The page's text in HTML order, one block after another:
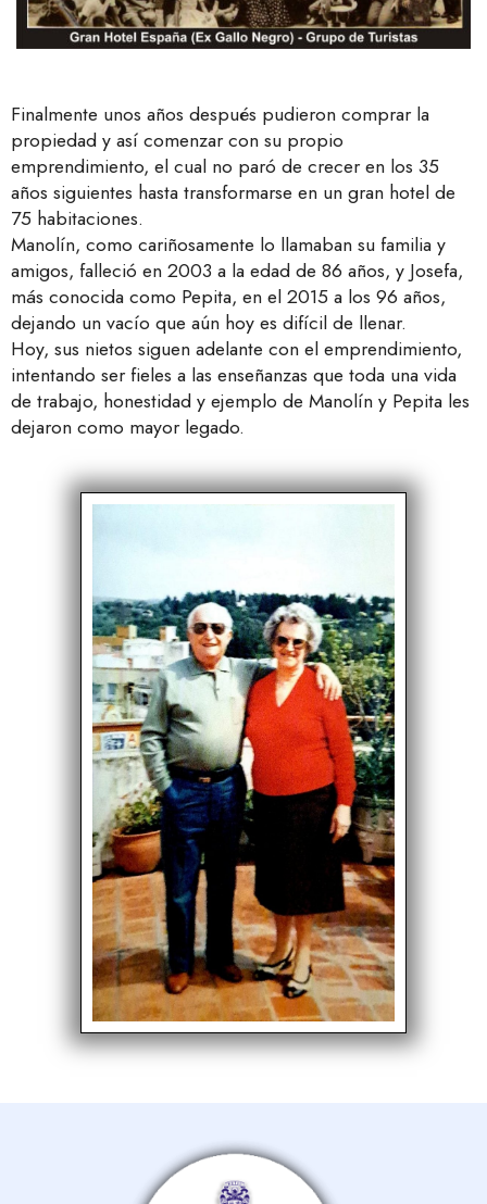
Finalmente unos años después pudieron comprar la
propiedad y así comenzar con su propio
emprendimiento, el cual no paró de crecer en los 35
años siguientes hasta transformarse en un gran hotel de
75 habitaciones.
Manolín, como cariñosamente lo llamaban su familia y
amigos, falleció en 2003 a la edad de 86 años, y Josefa,
más conocida como Pepita, en el 2015 a los 96 años,
dejando un vacío que aún hoy es difícil de llenar.
Hoy, sus nietos siguen adelante con el emprendimiento,
intentando ser fieles a las enseñanzas que toda una vida
de trabajo, honestidad y ejemplo de Manolín y Pepita les
dejaron como mayor legado.